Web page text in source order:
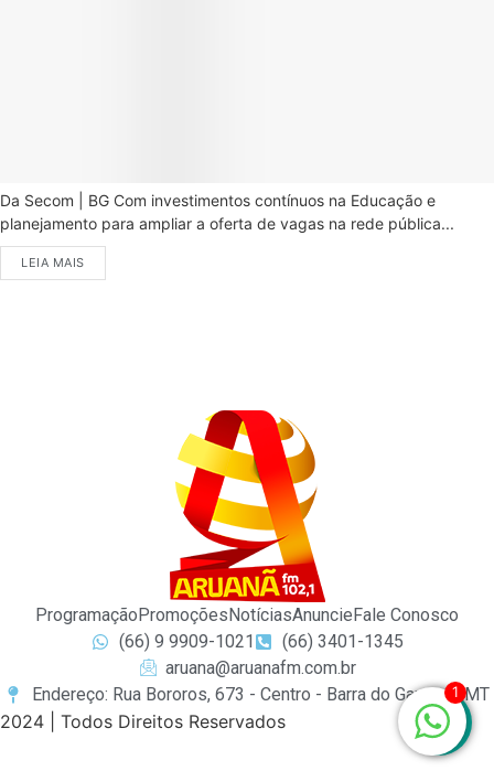
Da Secom | BG Com investimentos contínuos na Educação e
planejamento para ampliar a oferta de vagas na rede pública...
LEIA MAIS
Programação Promoções NotíciasAnuncie Fale Conosco
(66) 9 9909-1021
(66) 3401-1345
aruana@aruanafm.com.br
Endereço: Rua Bororos, 673 - Centro - Barra do Garças / MT
2024 | Todos Direitos Reservados
1